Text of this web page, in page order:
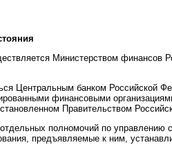
Министерством финансов
Центральным банком Российской
финансовыми
Правительством
полномочий по управлению
предъявляемые к ним,